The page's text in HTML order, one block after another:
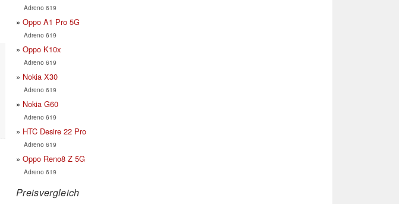
Adreno 619
Oppo A1 Pro 5G
Adreno 619
Oppo K10x
Adreno 619
Nokia X30
Adreno 619
Nokia G60
Adreno 619
HTC Desire 22 Pro
Adreno 619
Oppo Reno8 Z 5G
Adreno 619
Preisvergleich